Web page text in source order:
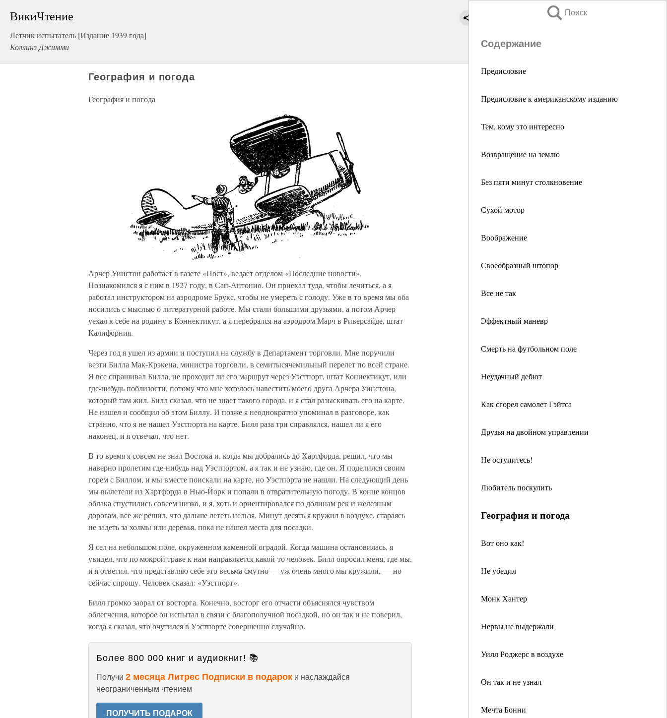
ВикиЧтение
Летчик испытатель [Издание 1939 года]
Коллинз Джимми
Поиск
Содержание
Предисловие
Предисловие к американскому изданию
Тем, кому это интересно
Возвращение на землю
Без пяти минут столкновение
Сухой мотор
Воображение
Своеобразный штопор
Все не так
Эффектный маневр
Смерть на футбольном поле
Неудачный дебют
Как сгорел самолет Гэйтса
Друзья на двойном управлении
Не оступитесь!
Любитель поскулить
География и погода
Вот оно как!
Не убедил
Монк Хантер
Нервы не выдержали
Уилл Роджерс в воздухе
Он так и не узнал
Мечта Бонни
География и погода
География и погода
Арчер Уинстон работает в газете «Пост», ведает отделом «Последние новости».
Познакомился я с ним в 1927 году, в Сан-Антонио. Он приехал туда, чтобы лечиться, а я
работал инструктором на аэродроме Брукс, чтобы не умереть с голоду. Уже в то время мы оба
носились с мыслью о литературной работе. Мы стали большими друзьями, а потом Арчер
уехал к себе на родину в Коннектикут, а я перебрался на аэродром Марч в Риверсайде, штат
Калифорния.
Через год я ушел из армии и поступил на службу в Департамент торговли. Мне поручили
везти Билла Мак-Крэкена, министра торговли, в семитысячемильный перелет по всей стране.
Я все спрашивал Билла, не проходит ли его маршрут через Уэстпорт, штат Коннектикут, или
где-нибудь поблизости, потому что мне хотелось навестить моего друга Арчера Уинстона,
который там жил. Билл сказал, что не знает такого города, и я стал разыскивать его на карте.
Не нашел и сообщил об этом Биллу. И позже я неоднократно упоминал в разговоре, как
странно, что я не нашел Уэстпорта на карте. Билл раза три справлялся, нашел ли я его
наконец, и я отвечал, что нет.
В то время я совсем не знал Востока и, когда мы добрались до Хартфорда, решил, что мы
наверно пролетим где-нибудь над Уэстпортом, а я так и не узнаю, где он. Я поделился своим
горем с Биллом, и мы вместе поискали на карте, но Уэстпорта не нашли. На следующий день
мы вылетели из Хартфорда в Нью-Йорк и попали в отвратительную погоду. В конце концов
облака спустились совсем низко, и я, хоть и ориентировался по долинам рек и железным
дорогам, все же решил, что дальше лететь нельзя. Минут десять я кружил в воздухе, стараясь
не задеть за холмы или деревья, пока не нашел места для посадки.
Я сел на небольшом поле, окруженном каменной оградой. Когда машина остановилась, я
увидел, что по мокрой траве к нам направляется какой-то человек. Билл опросил меня, где мы,
и я ответил, что представляю себе это весьма смутно — уж очень много мы кружили, — но
сейчас спрошу. Человек сказал: «Уэстпорт».
Билл громко заорал от восторга. Конечно, восторг его отчасти объяснялся чувством
облегчения, которое он испытал в связи с благополучной посадкой, но он так и не поверил,
когда я сказал, что очутился в Уэстпорте совершенно случайно.
Более 800 000 книг и аудиокниг! 📚
Получи 2 месяца Литрес Подписки в подарок и наслаждайся
неограниченным чтением
ПОЛУЧИТЬ ПОДАРОК